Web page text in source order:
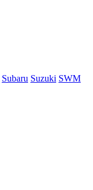
Subaru Suzuki SWM